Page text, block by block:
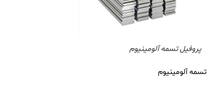
پروفیل تسمه آلومینیوم
تسمه آلومینیوم